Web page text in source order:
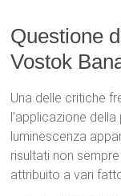
Questione
Vostok
Una delle critiche
l’applicazione
luminescenza
risultati non
attribuito a vari